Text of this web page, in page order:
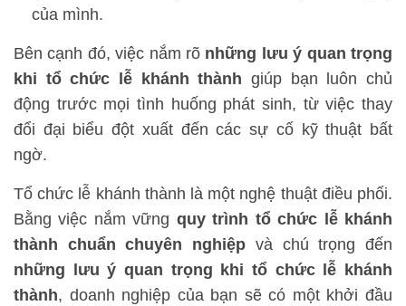
của mình.
Bên cạnh đó, việc nắm rõ những lưu ý quan trọng
khi tổ chức lễ khánh thành giúp bạn luôn chủ
động trước mọi tình huống phát sinh, từ việc thay
đổi đại biểu đột xuất đến các sự cố kỹ thuật bất
ngờ.
Tổ chức lễ khánh thành là một nghệ thuật điều phối.
Bằng việc nắm vững quy trình tổ chức lễ khánh
thành chuẩn chuyên nghiệp và chú trọng đến
những lưu ý quan trọng khi tổ chức lễ khánh
thành, doanh nghiệp của bạn sẽ có một khởi đầu